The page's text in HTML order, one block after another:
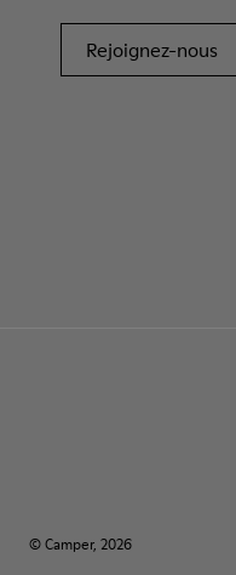
Rejoignez-nous
© Camper, 2026